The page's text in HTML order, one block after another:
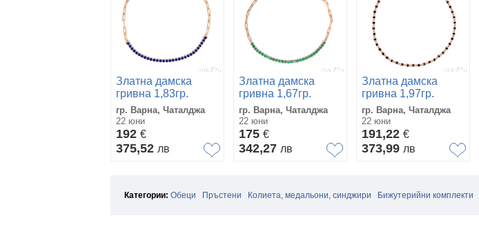
Златна дамска
гривна 1,83гр.
19,5см. 14кр.
проба:585
модел:36335-6
гр. Варна, Чаталджа
22 юни
192 €
375,52 лв
Златна дамска
гривна 1,67гр.
19,5см. 14кр.
проба:585
модел:36339-6
гр. Варна, Чаталджа
22 юни
175 €
342,27 лв
Златна дамска
гривна 1,97гр.
20,0см. 14кр.
проба:585
модел:36299-6
гр. Варна, Чаталджа
22 юни
191,22 €
373,99 лв
Категории: Обеци Пръстени Колиета, медальони, синджири Бижутерийни комплекти